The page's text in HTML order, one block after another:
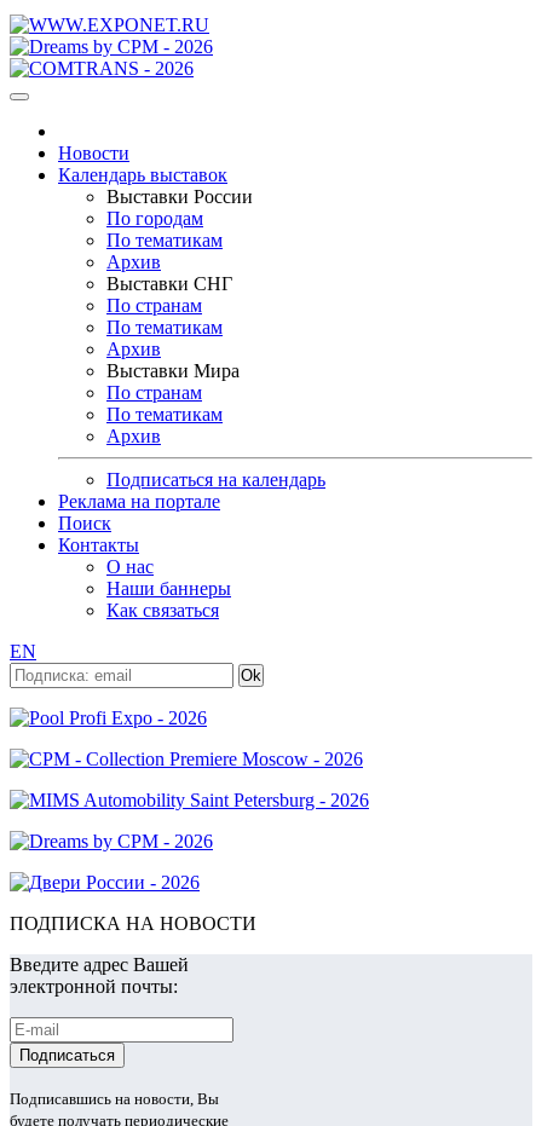
Новости
Календарь выставок
Выставки России
По городам
По тематикам
Архив
Выставки СНГ
По странам
По тематикам
Архив
Выставки Мира
По странам
По тематикам
Архив
Подписаться на календарь
Реклама на портале
Поиск
Контакты
О нас
Наши баннеры
Как связаться
EN
ПОДПИСКА НА НОВОСТИ
Введите адрес Вашей
электронной почты:
Подписавшись на новости, Вы
будете получать периодические